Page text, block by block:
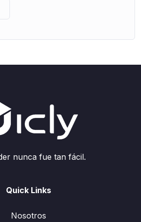
nunca fue tan fácil.
Quick Links
Nosotros